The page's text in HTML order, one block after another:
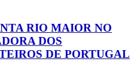
RIO MAIOR NO
DOS
DE PORTUGAL